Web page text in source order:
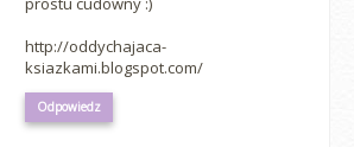
http://oddychajaca-
ksiazkami.blogspot.com/
Odpowiedz